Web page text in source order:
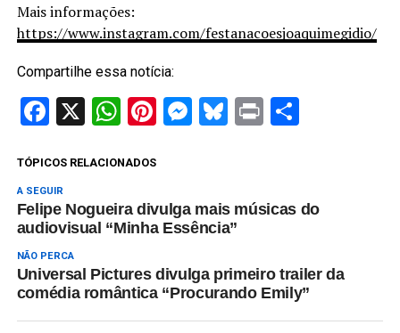
Mais informações:
https://www.instagram.com/festanacoesjoaquimegidio/
Compartilhe essa notícia:
Facebook
X WhatsApp
Pinterest
Messenger
Bluesky
PrintShare
TÓPICOS RELACIONADOS
A SEGUIR
Felipe Nogueira divulga mais músicas do
audiovisual “Minha Essência”
NÃO PERCA
Universal Pictures divulga primeiro trailer da
comédia romântica “Procurando Emily”